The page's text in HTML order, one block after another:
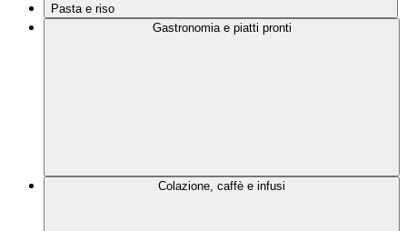
Pasta e riso
Gastronomia e piatti pronti
Colazione, caffè e infusi